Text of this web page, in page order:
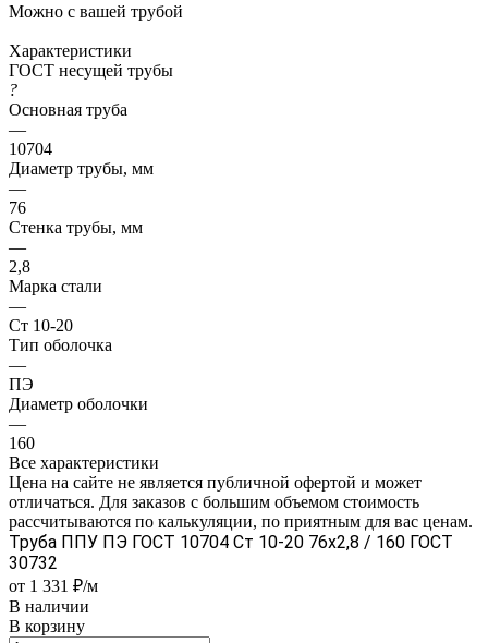
Можно с вашей трубой
Характеристики
ГОСТ несущей трубы
?
Основная труба
—
10704
Диаметр трубы, мм
—
76
Стенка трубы, мм
—
2,8
Марка стали
—
Ст 10-20
Тип оболочка
—
ПЭ
Диаметр оболочки
—
160
Все характеристики
Цена на сайте не является публичной офертой и может
отличаться. Для заказов с большим объемом стоимость
рассчитываются по калькуляции, по приятным для вас ценам.
Труба ППУ ПЭ ГОСТ 10704 Ст 10-20 76x2,8 / 160 ГОСТ
30732
от 1 331 ₽/м
В наличии
В корзину